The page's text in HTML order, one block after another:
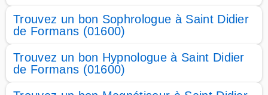
Trouvez un bon Sophrologue à Saint Didier
de Formans (01600)
Trouvez un bon Hypnologue à Saint Didier
de Formans (01600)